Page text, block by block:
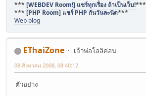
*** [WEBDEV Room!] แชร์ทุกเรื่อง ถ้าเป็นเว็บ!***
*** [PHP Room] แชร์ PHP กันวันละนิด***
Web blog
EThaiZone
เจ้าพ่อโลลิค่อน
08 สิงหาคม 2008, 08:40:12
ตัวอย่าง